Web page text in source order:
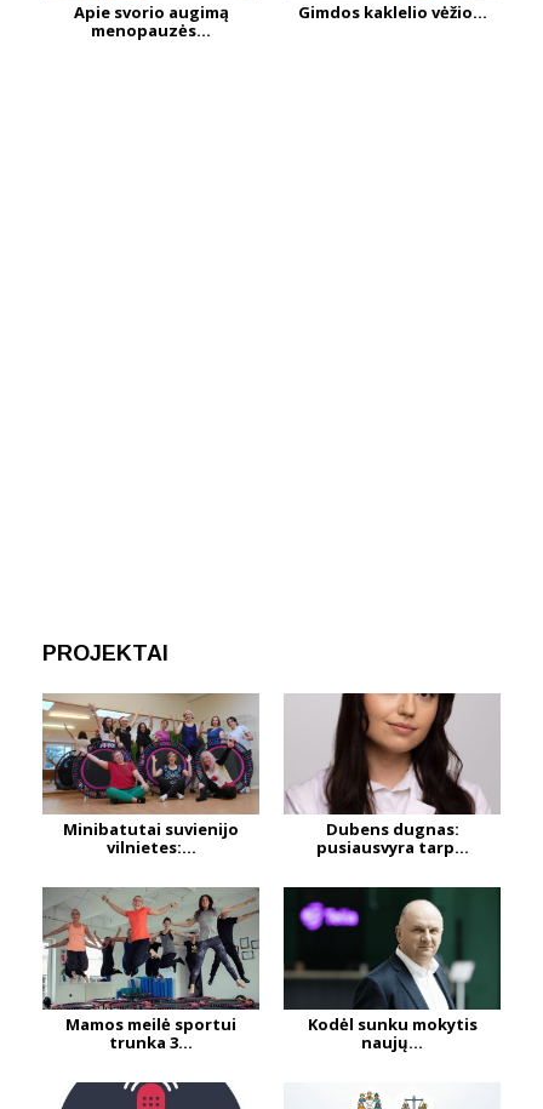
Apie svorio augimą
menopauzės...
Gimdos kaklelio vėžio...
PROJEKTAI
Minibatutai suvienijo
vilnietes:...
Dubens dugnas:
pusiausvyra tarp...
Mamos meilė sportui
trunka 3...
Kodėl sunku mokytis
naujų...